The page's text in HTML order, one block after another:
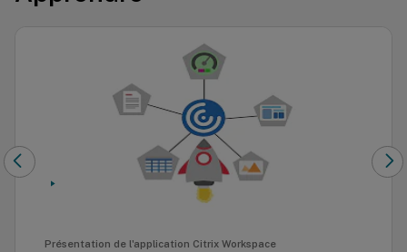
Présentation de l'application Citrix Workspace